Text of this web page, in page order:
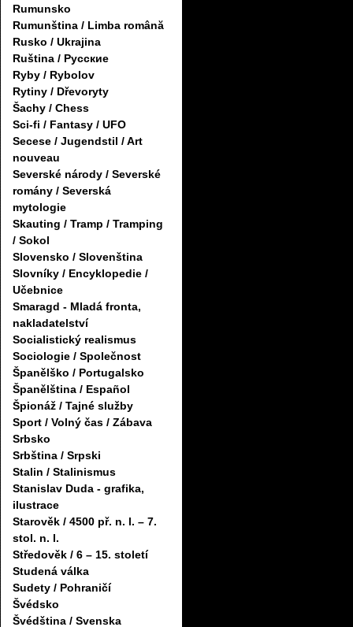
Rumunsko
Rumunština / Limba română
Rusko / Ukrajina
Ruština / Русские
Ryby / Rybolov
Rytiny / Dřevoryty
Šachy / Chess
Sci-fi / Fantasy / UFO
Secese / Jugendstil / Art
nouveau
Severské národy / Severské
romány / Severská
mytologie
Skauting / Tramp / Tramping
/ Sokol
Slovensko / Slovenština
Slovníky / Encyklopedie /
Učebnice
Smaragd - Mladá fronta,
nakladatelství
Socialistický realismus
Sociologie / Společnost
Španělško / Portugalsko
Španělština / Español
Špionáž / Tajné služby
Sport / Volný čas / Zábava
Srbsko
Srbština / Srpski
Stalin / Stalinismus
Stanislav Duda - grafika,
ilustrace
Starověk / 4500 př. n. l. – 7.
stol. n. l.
Středověk / 6 – 15. století
Studená válka
Sudety / Pohraničí
Švédsko
Švédština / Svenska